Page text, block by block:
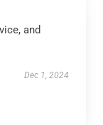
and
Dec 1, 2024